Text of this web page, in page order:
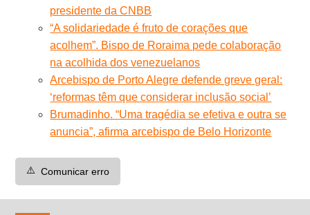
presidente da CNBB
“A solidariedade é fruto de corações que
acolhem”. Bispo de Roraima pede colaboração
na acolhida dos venezuelanos
Arcebispo de Porto Alegre defende greve geral:
‘reformas têm que considerar inclusão social’
Brumadinho. “Uma tragédia se efetiva e outra se
anuncia”, afirma arcebispo de Belo Horizonte
⚠️ Comunicar erro